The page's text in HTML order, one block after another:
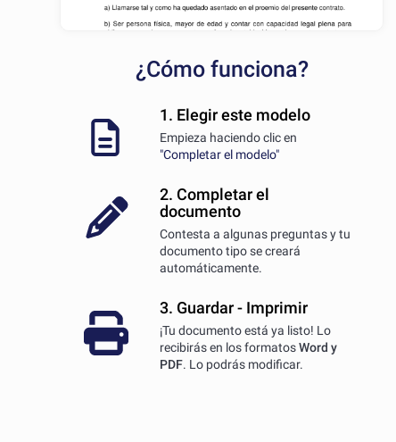
¿Cómo funciona?
1. Elegir este modelo
Empieza haciendo clic en
"Completar el modelo"
2. Completar el
documento
Contesta a algunas preguntas y tu
documento tipo se creará
automáticamente.
3. Guardar - Imprimir
¡Tu documento está ya listo! Lo
recibirás en los formatosWord y
PDF. Lo podrás modificar.